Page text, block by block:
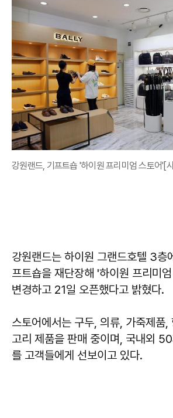
강원랜드, 기프트숍 '하이원 프리미엄 스토어'[
강원랜드는 하이원 그랜드호텔 3층
프트숍을 재단장해 '하이원 프리미
변경하고 21일 오픈했다고 밝혔다.
스토어에서는 구두, 의류, 가죽제품,
고리 제품을 판매 중이며, 국내외
를 고객들에게 선보이고 있다.